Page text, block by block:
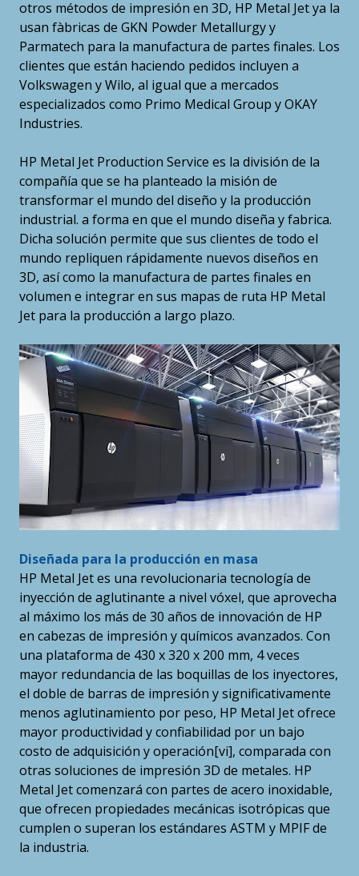
otros métodos de impresión en 3D, HP Metal Jet ya la
usan fàbricas de GKN Powder Metallurgy y
Parmatech para la manufactura de partes finales. Los
clientes que están haciendo pedidos incluyen a
Volkswagen y Wilo, al igual que a mercados
especializados como Primo Medical Group y OKAY
Industries.
HP Metal Jet Production Service es la división de la
compañía que se ha planteado la misión de
transformar el mundo del diseño y la producción
industrial. a forma en que el mundo diseña y fabrica.
Dicha solución permite que sus clientes de todo el
mundo repliquen rápidamente nuevos diseños en
3D, así como la manufactura de partes finales en
volumen e integrar en sus mapas de ruta HP Metal
Jet para la producción a largo plazo.
Diseñada para la producción en masa
HP Metal Jet es una revolucionaria tecnología de
inyección de aglutinante a nivel vóxel, que aprovecha
al máximo los más de 30 años de innovación de HP
en cabezas de impresión y químicos avanzados. Con
una plataforma de 430 x 320 x 200 mm, 4 veces
mayor redundancia de las boquillas de los inyectores,
el doble de barras de impresión y significativamente
menos aglutinamiento por peso, HP Metal Jet ofrece
mayor productividad y confiabilidad por un bajo
costo de adquisición y operación[vi], comparada con
otras soluciones de impresión 3D de metales. HP
Metal Jet comenzará con partes de acero inoxidable,
que ofrecen propiedades mecánicas isotrópicas que
cumplen o superan los estándares ASTM y MPIF de
la industria.